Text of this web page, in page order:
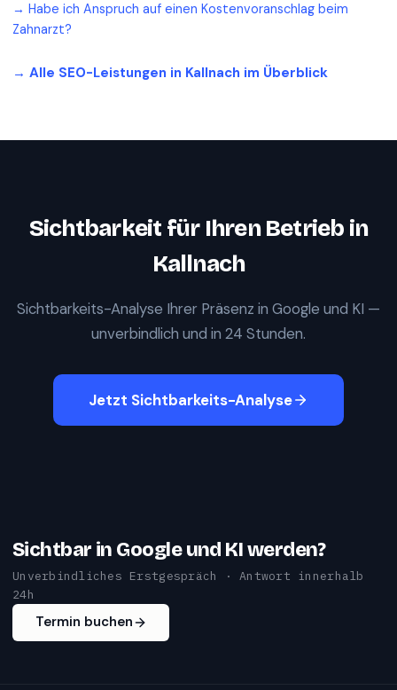
→ Habe ich Anspruch auf einen Kostenvoranschlag beim
Zahnarzt?
→ Alle SEO-Leistungen in Kallnach im Überblick
Sichtbarkeit für Ihren Betrieb in
Kallnach
Sichtbarkeits-Analyse Ihrer Präsenz in Google und KI —
unverbindlich und in 24 Stunden.
Jetzt Sichtbarkeits-Analyse
Sichtbar in Google und KI werden?
Unverbindliches Erstgespräch · Antwort innerhalb
24h
Termin buchen